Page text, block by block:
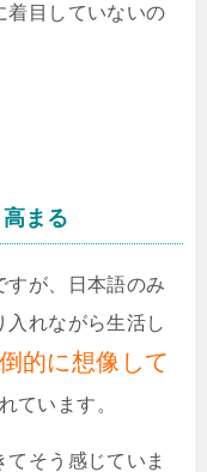
着目していないの
まる
すが、日本語のみ
入れながら生活し
的に想像して
ています。
そう感じていま